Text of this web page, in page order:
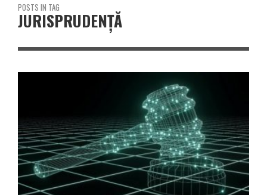
POSTS IN TAG
JURISPRUDENȚĂ